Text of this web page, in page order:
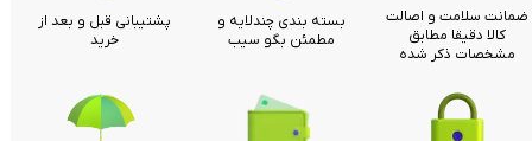
ضمانت سلامت و اصالت
کالا دقیقا مطابق
مشخصات ذکر شده
بسته بندی چندلایه و
مطمئن بگو سیب
پشتیبانی قبل و بعد از
خرید